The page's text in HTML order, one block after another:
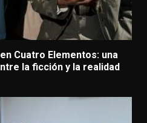
Cuatro Elementos: una
la ficción y la realidad